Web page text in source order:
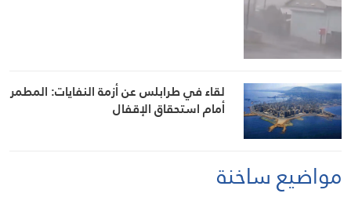
لقاء في طرابلس عن أزمة النفايات: المطمر
أمام استحقاق الإقفال
مواضيع ساخنة